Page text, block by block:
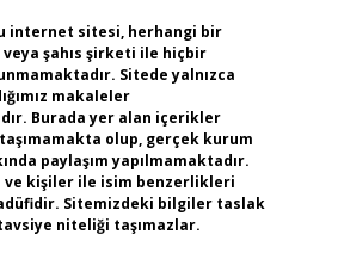
internet sitesi, herhangi bir
şahıs şirketi ile hiçbir
Sitede yalnızca
makaleler
Burada yer alan içerikler
olup, gerçek kurum
paylaşım yapılmamaktadır.
ve kişiler ile isim benzerlikleri
Sitemizdeki bilgiler taslak
niteliği taşımazlar.